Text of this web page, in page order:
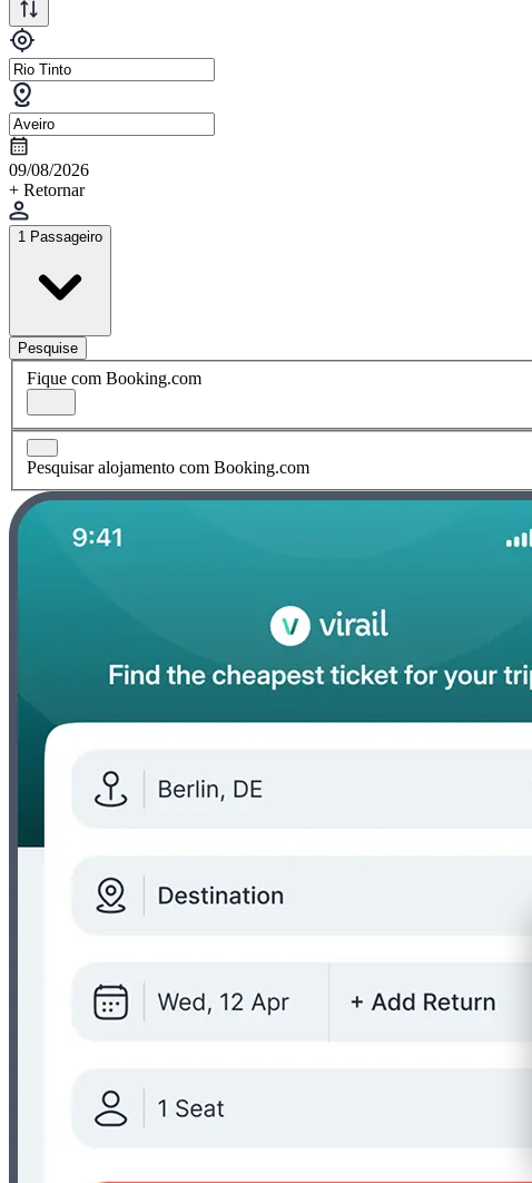
09/08/2026
+ Retornar
1 Passageiro
Pesquise
Fique com Booking.com
Pesquisar alojamento com Booking.com